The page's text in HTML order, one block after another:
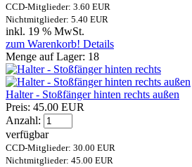
CCD-Mitglieder: 3.60 EUR
Nichtmitglieder: 5.40 EUR
inkl. 19 % MwSt.
zum Warenkorb! Details
Menge auf Lager: 18
Halter - Stoßfänger hinten rechts außen
Preis: 45.00 EUR
Anzahl:
verfügbar
CCD-Mitglieder: 30.00 EUR
Nichtmitglieder: 45.00 EUR